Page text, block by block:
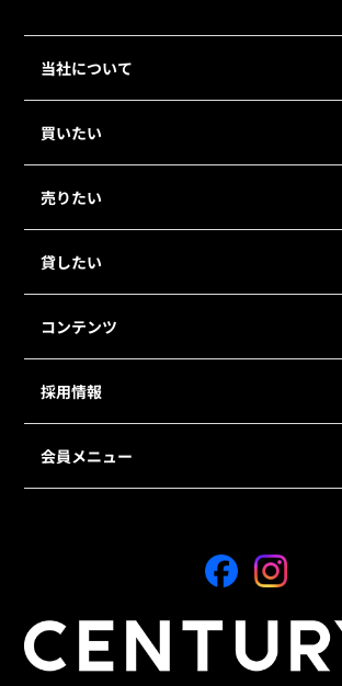
当社について
買いたい
売りたい
貸したい
コンテンツ
採用情報
会員メニュー